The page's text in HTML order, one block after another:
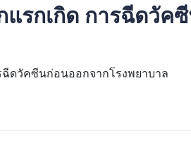
รกเกิด การฉีดวัค